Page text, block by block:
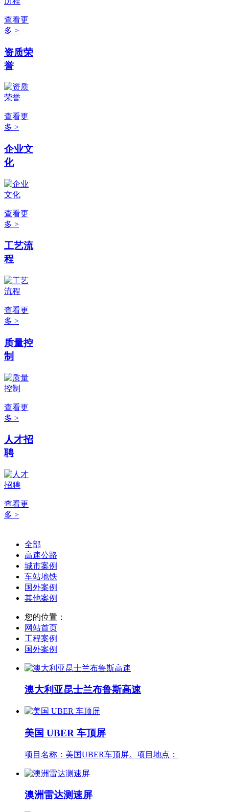
查看更
多 >
资质荣
誉
查看更
多 >
企业文
化
查看更
多 >
工艺流
程
查看更
多 >
质量控
制
查看更
多 >
人才招
聘
查看更
多 >
全部
高速公路
城市案例
车站地铁
国外案例
其他案例
您的位置：
网站首页
工程案例
国外案例
澳大利亚昆士兰布鲁斯高速
美国 UBER 车顶屏
项目名称：美国UBER车顶屏。项目地点：
澳洲雷达测速屏